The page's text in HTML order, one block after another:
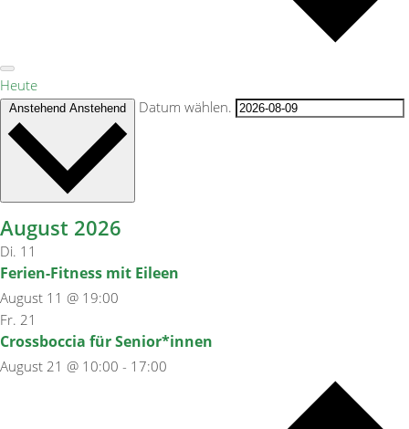
Heute
Anstehend Anstehend Datum wählen.
August 2026
Di. 11
Ferien-Fitness mit Eileen
August 11 @ 19:00
Fr. 21
Crossboccia für Senior*innen
August 21 @ 10:00 - 17:00